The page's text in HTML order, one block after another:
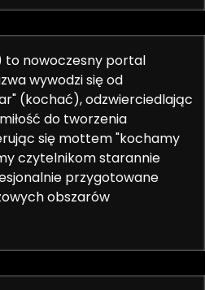
to nowoczesny portal
wywodzi się od
(kochać), odzwierciedlając
do tworzenia
się mottem "kochamy
czytelnikom starannie
przygotowane
obszarów